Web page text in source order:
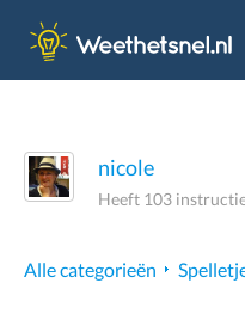
nicole
Heeft 103
Alle categorieën